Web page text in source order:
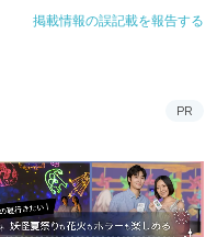
掲載情報の誤記載を報告する
PR